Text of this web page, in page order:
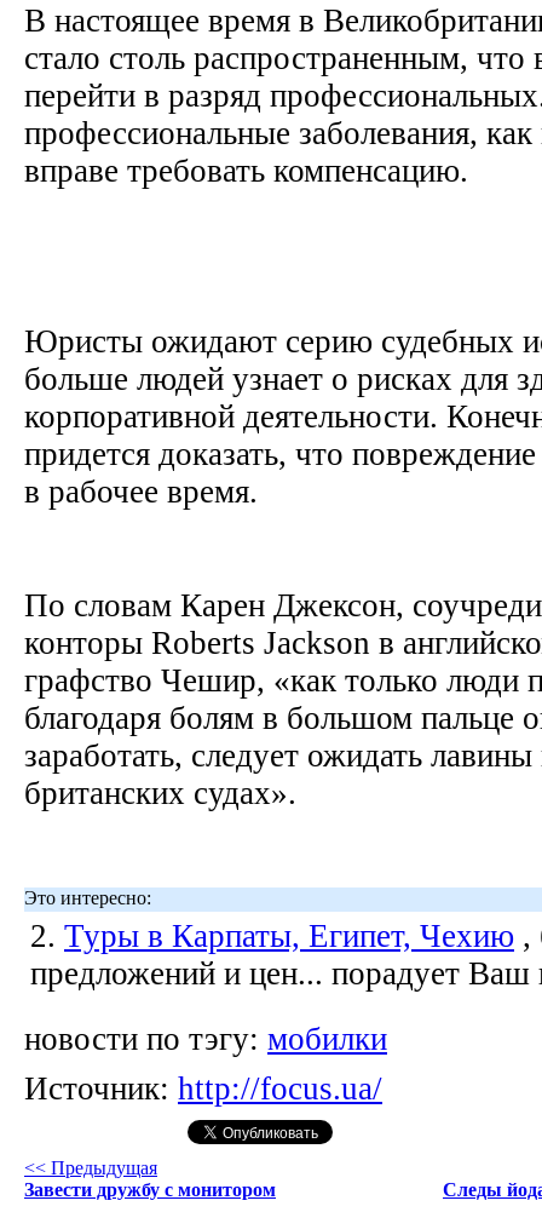
В настоящее время в
стало столь распространенным,
перейти в разряд
профессиональные заболевания,
вправе требовать компенсацию.
Юристы ожидают серию судебных
больше людей узнает о рисках для
корпоративной деятельности.
придется доказать, что
в рабочее время.
По словам Карен Джексон,
конторы Roberts Jackson в
графство Чешир, «как только люди
благодаря болям в большом пальце
заработать, следует ожидать
британских судах».
Это интересно:
2. Туры в Карпаты, Египет, Чехию ,
предложений и цен... порадует Ваш
новости по тэгу: мобилки
Источник: http://focus.ua/
<< Предыдущая
Завести дружбу с монитором
Следы